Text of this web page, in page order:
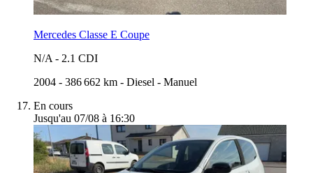
Mercedes Classe E Coupe
N/A - 2.1 CDI
2004 - 386 662 km - Diesel - Manuel
En cours
Jusqu'au 07/08 à 16:30